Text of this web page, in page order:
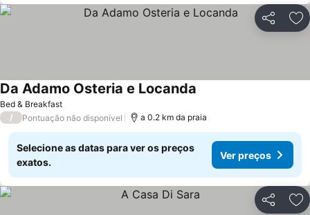
Partilhar
Bed & Breakfast
Da Adamo Osteria e Locanda
/ Pontuação não disponível a 0.2 km da praia
Selecione as datas para ver os preços
exatos.
Ver preços
Partilhar